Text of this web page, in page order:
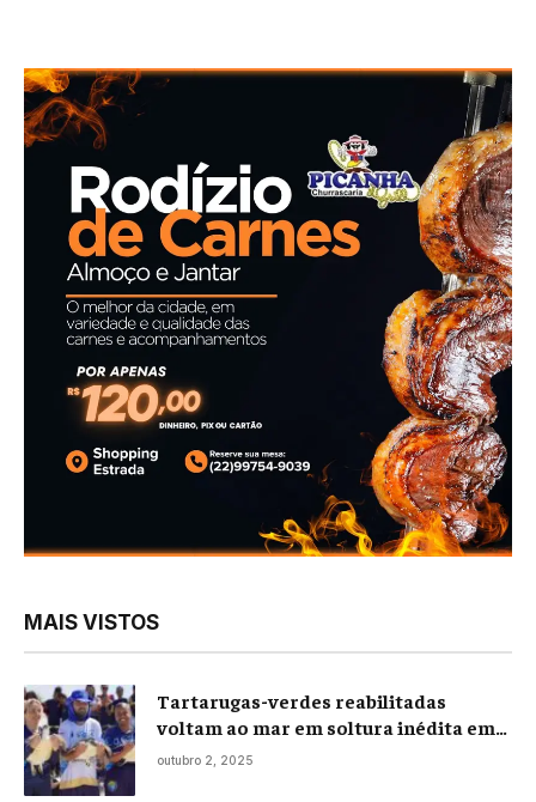
MAIS VISTOS
Tartarugas-verdes reabilitadas
voltam ao mar em soltura inédita em
Praia Seca
outubro 2, 2025